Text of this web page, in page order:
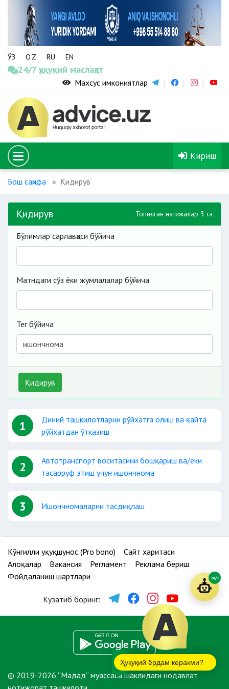
ЎЗ O‘Z RU EN
24/7 ҳуқуқий маслаҳат
Махсус имкониятлар
Кириш
Бош саҳифа Қидирув
Қидирув Топилган натижалар 3 та
Бўлимлар сарлавҳаси бўйича
Матндаги сўз ёки жумлалалар бўйича
Тег бўйича
Қидирув
1
Диний ташкилотларни рўйхатга олиш ва қайта
рўйхатдан ўтказиш
2
Автотранспорт воситасини бошқариш ва/ёки
тасарруф этиш учун ишончнома
3 Ишончномаларни тасдиқлаш
Кўнгилли ҳуқуқшунос (Pro bono)
Сайт харитаси
Алоқалар
Вакансия Регламент
Реклама бериш
Фойдаланиш шартлари
Кузатиб боринг:
© 2019-2026 “Мадад” муассаса шаклидаги нодавлат
Ҳуқуқий ёрдам керакми?
24/7